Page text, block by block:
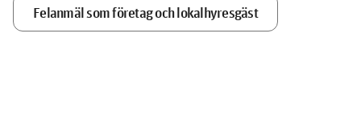
Felanmäl som företag och lokalhyresgäst